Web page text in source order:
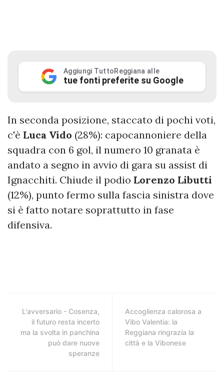
Aggiungi TuttoReggiana alle
tue fonti preferite su Google
In seconda posizione, staccato di pochi voti,
c'è Luca Vido (28%): capocannoniere della
squadra con 6 gol, il numero 10 granata è
andato a segno in avvio di gara su assist di
Ignacchiti. Chiude il podio Lorenzo Libutti
(12%), punto fermo sulla fascia sinistra dove
si è fatto notare soprattutto in fase
difensiva.
L'avversario - Cosenza,
il futuro resta incerto
ma la svolta in panchina
può dare nuove
speranze
Accoglienza calorosa a
Vibo Valentia: la
Reggiana ringrazia la
città e la Vibonese